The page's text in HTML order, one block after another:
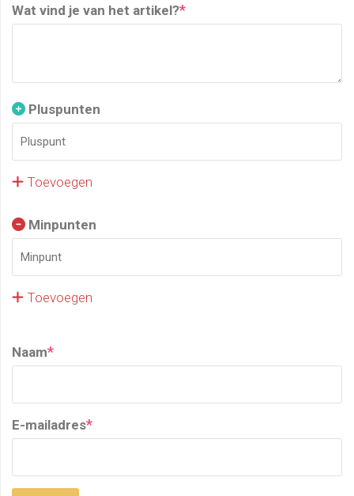
Wat vind je van het artikel?*
Pluspunten
Toevoegen
Minpunten
Toevoegen
Naam*
E-mailadres*